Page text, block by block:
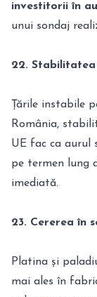
investitorii în
unui sondaj
22.
Țările instabile
România,
UE fac ca aurul
pe termen lung
imediată.
23. Cererea în
Platina și
mai ales în